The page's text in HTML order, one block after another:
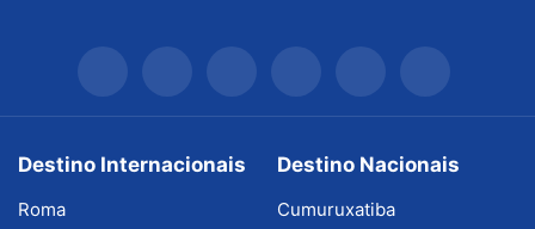
Destino Internacionais
Roma
Destino Nacionais
Cumuruxatiba